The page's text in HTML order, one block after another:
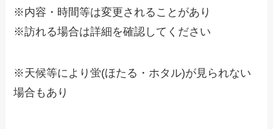
※内容・時間等は変更されることがあり
※訪れる場合は詳細を確認してください
※天候等により蛍(ほたる・ホタル)が見られない
場合もあり